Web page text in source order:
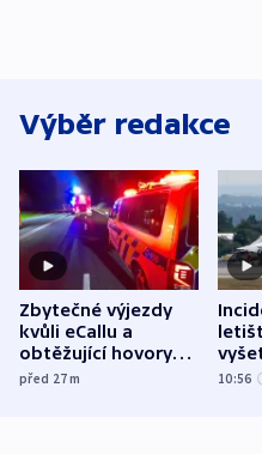
Výběr redakce
Zbytečné výjezdy
kvůli eCallu a
obtěžující hovory
zdržují záchranáře
před 27m
jako
10:56